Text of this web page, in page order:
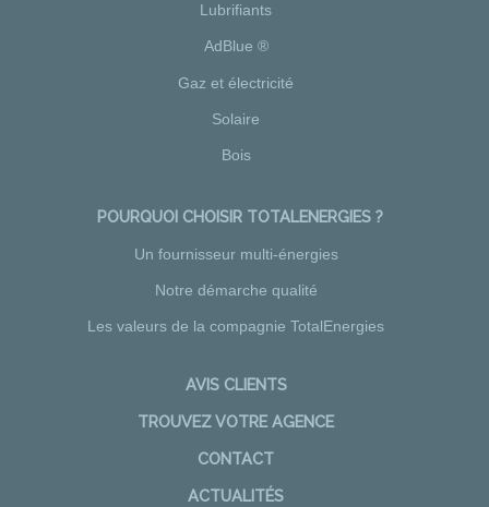
Lubrifiants
AdBlue ®
Gaz et électricité
Solaire
Bois
POURQUOI CHOISIR TOTALENERGIES ?
Un fournisseur multi-énergies
Notre démarche qualité
Les valeurs de la compagnie TotalEnergies
AVIS CLIENTS
TROUVEZ VOTRE AGENCE
CONTACT
ACTUALITÉS